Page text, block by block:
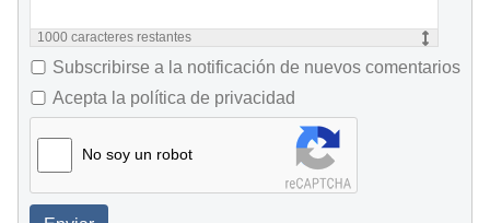
1000 caracteres restantes
Subscribirse a la notificación de nuevos comentarios
Acepta la política de privacidad
No soy un robot